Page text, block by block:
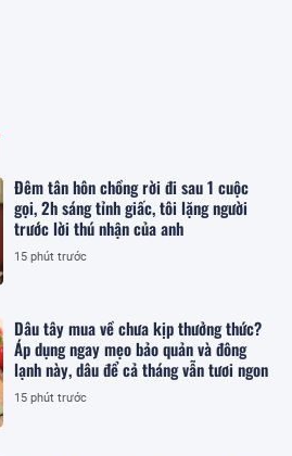
Đêm tân hôn chồng rời đi sau 1 cuộc
gọi, 2h sáng tỉnh giấc, tôi lặng người
trước lời thú nhận của anh
15 phút trước
Dâu tây mua về chưa kịp thưởng thức?
Áp dụng ngay mẹo bảo quản và đông
lạnh này, dâu để cả tháng vẫn tươi ngon
15 phút trước